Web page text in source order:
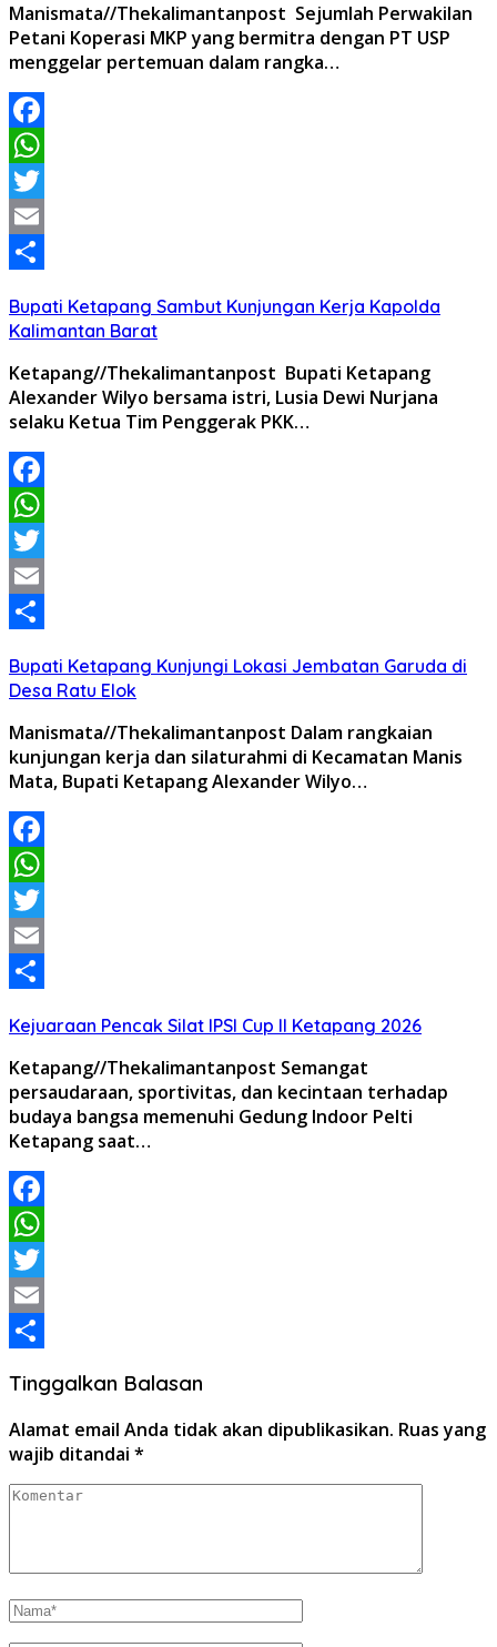
Manismata//Thekalimantanpost Sejumlah Perwakilan
Petani Koperasi MKP yang bermitra dengan PT USP
menggelar pertemuan dalam rangka…
Facebook
WhatsApp
Twitter
Email
Bupati Ketapang Sambut Kunjungan Kerja Kapolda
Kalimantan Barat
Ketapang//Thekalimantanpost Bupati Ketapang
Alexander Wilyo bersama istri, Lusia Dewi Nurjana
selaku Ketua Tim Penggerak PKK…
Facebook
WhatsApp
Twitter
Email
Bupati Ketapang Kunjungi Lokasi Jembatan Garuda di
Desa Ratu Elok
Manismata//Thekalimantanpost Dalam rangkaian
kunjungan kerja dan silaturahmi di Kecamatan Manis
Mata, Bupati Ketapang Alexander Wilyo…
Facebook
WhatsApp
Twitter
Email
Kejuaraan Pencak Silat IPSI Cup II Ketapang 2026
Ketapang//Thekalimantanpost Semangat
persaudaraan, sportivitas, dan kecintaan terhadap
budaya bangsa memenuhi Gedung Indoor Pelti
Ketapang saat…
Facebook
WhatsApp
Twitter
Email
Tinggalkan Balasan
Alamat email Anda tidak akan dipublikasikan. Ruas yang
wajib ditandai *